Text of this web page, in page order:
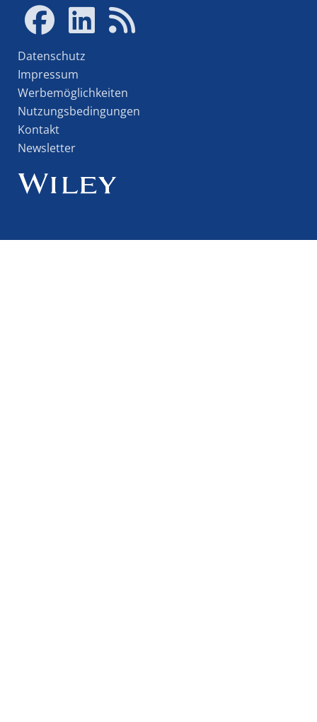
Datenschutz
Impressum
Werbemöglichkeiten
Nutzungsbedingungen
Kontakt
Newsletter